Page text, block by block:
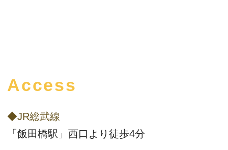
Access
◆JR総武線
「飯田橋駅」西口より徒歩4分